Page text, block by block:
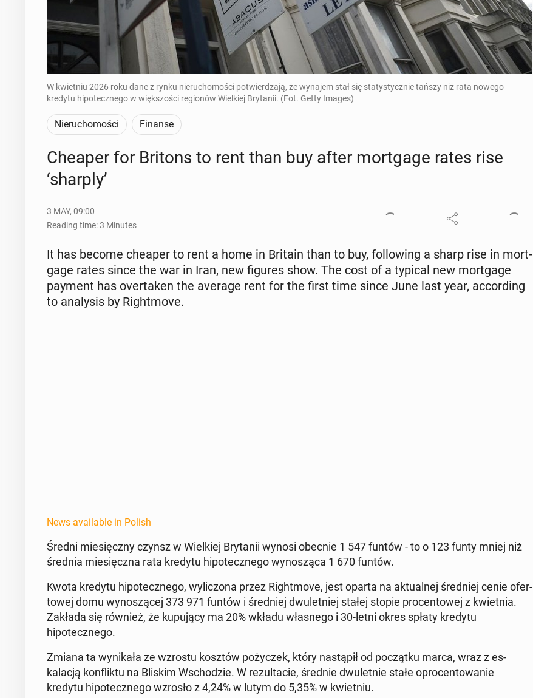
W kwietniu 2026 roku dane z rynku nieruchomości potwierdzają, że wynajem stał się statystycznie tańszy niż rata nowego
kredytu hipotecznego w większości regionów Wielkiej Brytanii. (Fot. Getty Images)
Nieruchomości Finanse
Cheaper for Britons to rent than buy after mort­gage rates rise
‘sharply’
3 MAY, 09:00
Reading time: 3 Minutes
It has become cheaper to rent a home in Britain than to buy, fol­low­ing a sharp rise in mort­
gage rates since the war in Iran, new figures show. The cost of a typical new mort­gage
payment has over­tak­en the average rent for the first time since June last year, ac­cord­ing
to analy­sis by Right­move.
News available in Polish
Średni miesięczny czynsz w Wielkiej Bry­tanii wynosi obecnie 1 547 funtów - to o 123 funty mniej niż
średnia miesięcz­na rata kredytu hipotecznego wynoszą­ca 1 670 funtów.
Kwota kredytu hipotecznego, wylic­zona przez Right­move, jest oparta na ak­tu­al­nej śred­niej cenie ofer­
towej domu wynoszącej 373 971 funtów i śred­niej dwulet­niej stałej stopie pro­cen­towej z kwiet­nia.
Zakłada się również, że kupu­ją­cy ma 20% wkładu włas­nego i 30-letni okres spłaty kredytu
hipotecznego.
Zmiana ta wynikała ze wzrostu kosztów poży­czek, który nastąpił od początku marca, wraz z es­
kalacją kon­flik­tu na Bliskim Wschodzie. W rezulta­cie, średnie dwulet­nie stałe opro­cen­towanie
kredytu hipotecznego wzrosło z 4,24% w lutym do 5,35% w kwiet­niu.